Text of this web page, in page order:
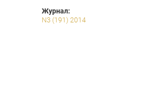
Журнал:
N3 (191) 2014